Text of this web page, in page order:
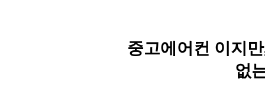
중고에어컨 이지
없